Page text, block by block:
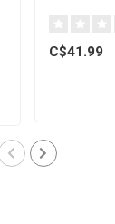
C$41.99